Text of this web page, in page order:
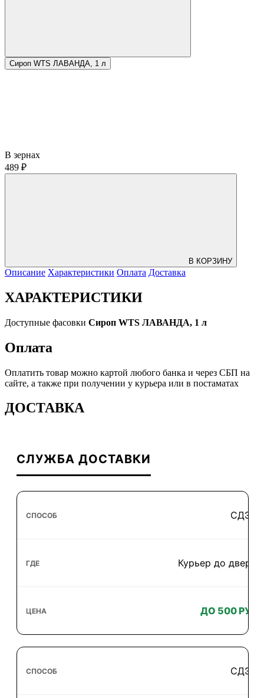
Сироп WTS ЛАВАНДА, 1 л
В зернах
489 ₽
В КОРЗИНУ
Описание Характеристики Оплата Доставка
ХАРАКТЕРИСТИКИ
Доступные фасовки Сироп WTS ЛАВАНДА, 1 л
Оплата
Оплатить товар можно картой любого банка и через СБП на
сайте, а также при получении у курьера или в постаматах
ДОСТАВКА
СЛУЖБА ДОСТАВКИ
СДЭК
Курьер до двери
ДО 500 РУБ
СДЭК